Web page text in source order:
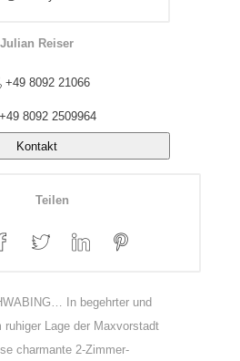
Julian Reiser
+49 8092 21066
8092 2509964
Kontakt
Teilen
In begehrter und
ruhiger Lage der Maxvorstadt
charmante 2-Zimmer-